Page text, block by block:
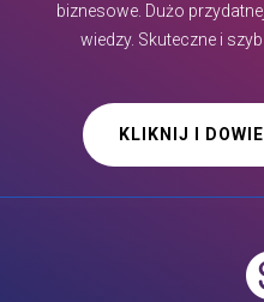
biznesowe. Dużo
wiedzy. Skuteczne i
KLIKNIJ I